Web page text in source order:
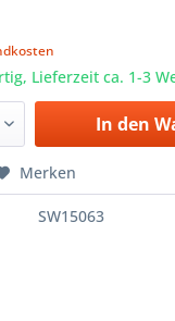
Lieferzeit ca. 1-3
In den
Merken
SW15063